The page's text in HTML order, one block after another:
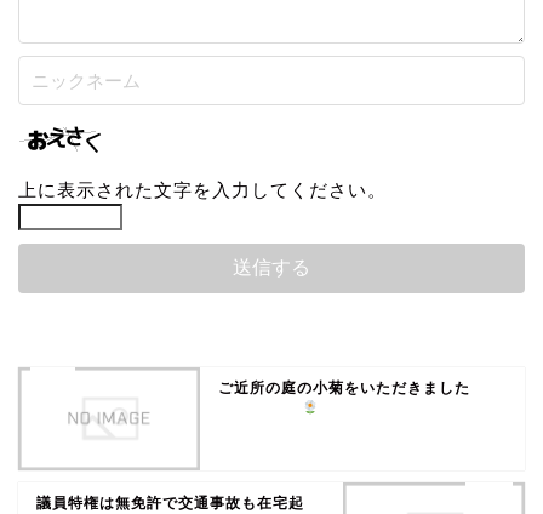
上に表示された文字を入力してください。
ご近所の庭の小菊をいただきました
議員特権は無免許で交通事故も在宅起